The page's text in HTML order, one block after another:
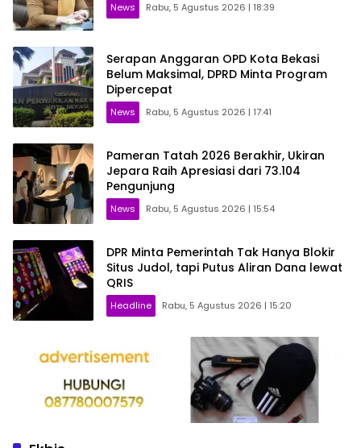
News Rabu, 5 Agustus 2026 | 18:39
Serapan Anggaran OPD Kota Bekasi
Belum Maksimal, DPRD Minta Program
Dipercepat
News Rabu, 5 Agustus 2026 | 17:41
Pameran Tatah 2026 Berakhir, Ukiran
Jepara Raih Apresiasi dari 73.104
Pengunjung
News Rabu, 5 Agustus 2026 | 15:54
DPR Minta Pemerintah Tak Hanya Blokir
Situs Judol, tapi Putus Aliran Dana lewat
QRIS
Headline Rabu, 5 Agustus 2026 | 15:20